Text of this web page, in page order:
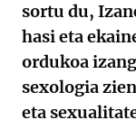
sortu du,
hasi eta
ordukoa
sexologia
eta